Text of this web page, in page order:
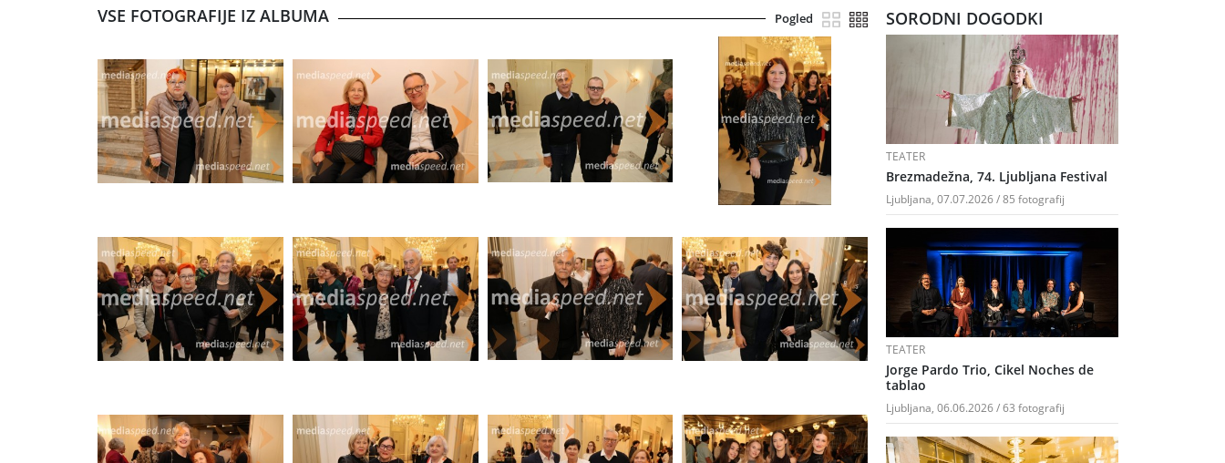
VSE FOTOGRAFIJE IZ ALBUMA Pogled SORODNI DOGODKI
TEATER
Brezmadežna, 74. Ljubljana Festival
Ljubljana, 07.07.2026 / 85 fotografij
TEATER
Jorge Pardo Trio, Cikel Noches de
tablao
Ljubljana, 06.06.2026 / 63 fotografij